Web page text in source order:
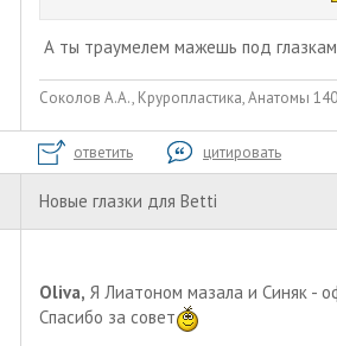
А ты траумелем мажешь под
Соколов А.А., Круропластика, Анатомы
ответить цитировать
Новые глазки для Betti
Oliva, Я Лиатоном мазала и Синяк -
Спасибо за совет